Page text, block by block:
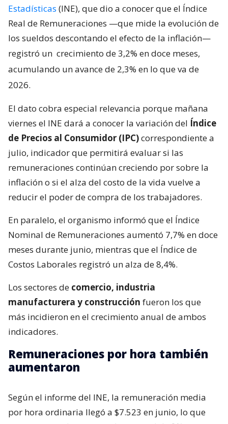
Estadísticas (INE), que dio a conocer que el Índice
Real de Remuneraciones —que mide la evolución de
los sueldos descontando el efecto de la inflación—
registró un crecimiento de 3,2% en doce meses,
acumulando un avance de 2,3% en lo que va de
2026.
El dato cobra especial relevancia porque mañana
viernes el INE dará a conocer la variación del Índice
de Precios al Consumidor (IPC)correspondiente a
julio, indicador que permitirá evaluar si las
remuneraciones continúan creciendo por sobre la
inflación o si el alza del costo de la vida vuelve a
reducir el poder de compra de los trabajadores.
En paralelo, el organismo informó que el Índice
Nominal de Remuneraciones aumentó 7,7% en doce
meses durante junio, mientras que el Índice de
Costos Laborales registró un alza de 8,4%.
Los sectores de comercio, industria
manufacturera y construcción fueron los que
más incidieron en el crecimiento anual de ambos
indicadores.
Remuneraciones por hora también
aumentaron
Según el informe del INE, la remuneración media
por hora ordinaria llegó a $7.523 en junio, lo que